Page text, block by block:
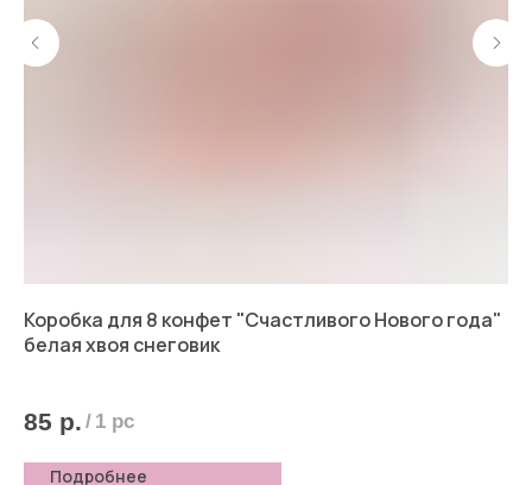
Коробка для 8 конфет "Счастливого Нового года"
белая хвоя снеговик
85 р. / 1 pc
Подробнее